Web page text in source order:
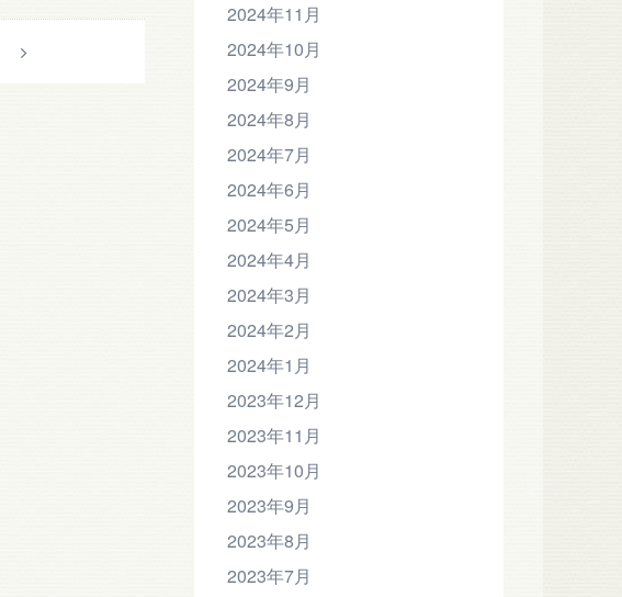
2024年11月
2024年10月
2024年9月
2024年8月
2024年7月
2024年6月
2024年5月
2024年4月
2024年3月
2024年2月
2024年1月
2023年12月
2023年11月
2023年10月
2023年9月
2023年8月
2023年7月